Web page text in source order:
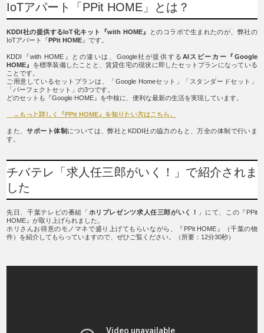
IoTアパート「PPit HOME」とは？
KDDI社の提供するIoT化キット『with HOME』
とのコラボで生まれたのが、弊社の
IoTアパート『PPit HOME 』です。
KDDI『with HOME』との違いは、Google社が提供する AIスピーカー『Google
HOME』
を標準装備したことと、賃貸住宅の現状に即したセットプランになっている
ことです。
ご用意しているセットプランは、「Google Homeセット」「スタンダードセット」
「パーフェクトセット」の3つです。
どのセットも『Google HOME』を中核に、便利な最新の生活を実現しています。
→もっと詳しく『PPit HOME』を知りたい方はこちら。
また、サポート体制 については、弊社とKDDI社の協力のもと、万全の体制で行いま
す。
チバテレ「求人任三郎がいく！」で紹介されま
した
先日、千葉テレビの番組「 ホリプレゼンツ求人任三郎がいく！
」にて、この『PPit
HOME』が取り上げられました。
ホリさんお得意のモノマネで盛り上げてもらいながら、『PPit HOME』（千葉の物
件）を紹介してもらっていますので、ぜひご覧ください。（所要：12分30秒）